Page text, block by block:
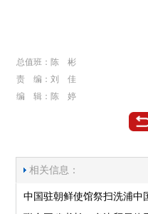
总值班：陈 彬
责 编：刘 佳
编 辑：陈 婷
相关信息：
中国驻朝鲜使馆祭扫洗浦中